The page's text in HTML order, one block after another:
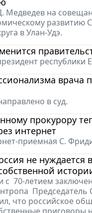
Медведев на
развитию
в Улан-Удэ.
республики
врача
в суд.
прокурору
интернет
приемная С.
не нуждается
с 70-летием
Председатель
что российское